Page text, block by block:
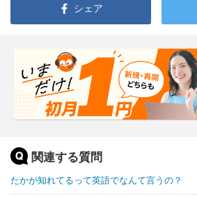
シェア
関連する質問
たかが知れてるって英語でなんて言うの？